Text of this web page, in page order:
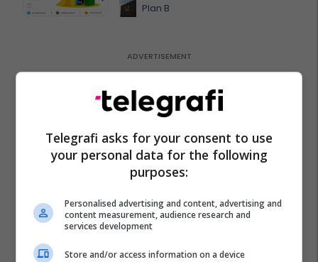
Plan B
Telegrafi asks for your consent to use
your personal data for the following
purposes:
Personalised advertising and content, advertising and
content measurement, audience research and
services development
Store and/or access information on a device